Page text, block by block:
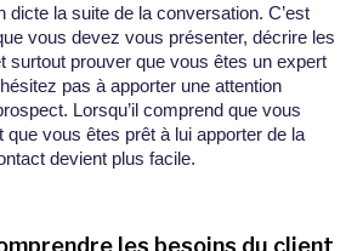
dicte la suite de la conversation. C’est
vous devez vous présenter, décrire les
surtout prouver que vous êtes un expert
pas à apporter une attention
Lorsqu’il comprend que vous
que vous êtes prêt à lui apporter de la
devient plus facile.
les besoins du client